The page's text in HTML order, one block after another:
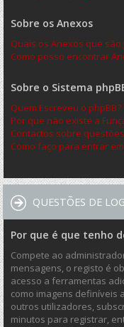
Sobre os Anexos
Quais os Anexos que
Como posso encontrar
Sobre o Sistema
Quem Escreveu o phpBB?
Por que não existe a
Contactos sobre
Como faço para entrar
QUESTÕES DE
Por que é que tenho
Compete ao
mensagens, o registo é
acesso a ferramentas
como imagens definíveis
outros utilizadores,
minutos para registrar,